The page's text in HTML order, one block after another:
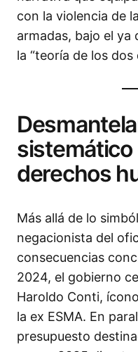
con la violencia de
armadas, bajo el ya
la “teoría de los dos
sistemático
derechos
Más allá de lo
negacionista del
consecuencias
2024, el gobierno
Haroldo Conti,
la ex ESMA. En
presupuesto